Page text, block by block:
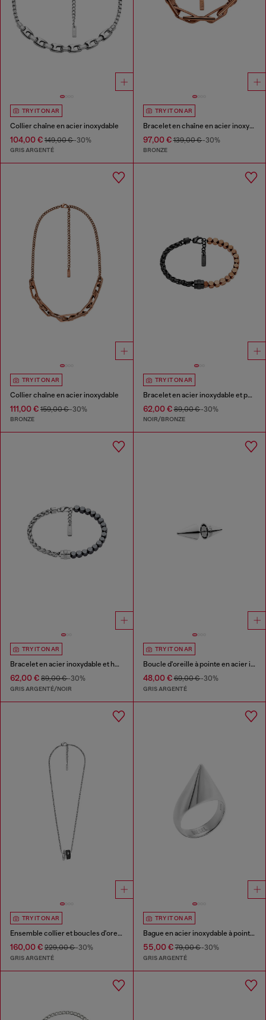
TRY IT ON AR
Collier chaîne en acier inoxydable
104,00 € 149,00 €-30%
GRIS ARGENTÉ
TRY IT ON AR
Bracelet en chaîne en acier inoxydable
97,00 €139,00 €-30%
BRONZE
TRY IT ON AR
Collier chaîne en acier inoxydable
111,00 € 159,00 €-30%
BRONZE
TRY IT ON AR
Bracelet en acier inoxydable et perles d'hématite
62,00 €89,00 €-30%
NOIR/BRONZE
TRY IT ON AR
Bracelet en acier inoxydable et hématite avec perles
62,00 € 89,00 €-30%
GRIS ARGENTÉ/NOIR
TRY IT ON AR
Boucle d'oreille à pointe en acier inoxydable
48,00 €69,00 €-30%
GRIS ARGENTÉ
TRY IT ON AR
Ensemble collier et boucles d'oreilles en acier inoxydable
160,00 € 229,00 €-30%
GRIS ARGENTÉ
TRY IT ON AR
Bague en acier inoxydable à pointes
55,00 €79,00 €-30%
GRIS ARGENTÉ